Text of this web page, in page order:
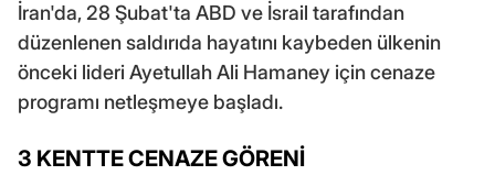
İran'da, 28 Şubat'ta ABD ve İsrail tarafından
düzenlenen saldırıda hayatını kaybeden ülkenin
önceki lideri Ayetullah Ali Hamaney için cenaze
programı netleşmeye başladı.
3 KENTTE CENAZE GÖRENİ